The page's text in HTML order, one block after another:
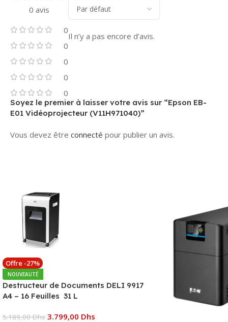
0 avis
0
0
0
0
0
Il n’y a pas encore d’avis.
Soyez le premier à laisser votre avis sur “Epson EB-
E01 Vidéoprojecteur (V11H971040)”
Vous devez être connecté pour publier un avis.
Offre -27%
NOUVEAUTÉ
Destructeur de Documents DELI 9917
A4 – 16 Feuilles 31 L
5.189,00Dhs 3.799,00 Dhs